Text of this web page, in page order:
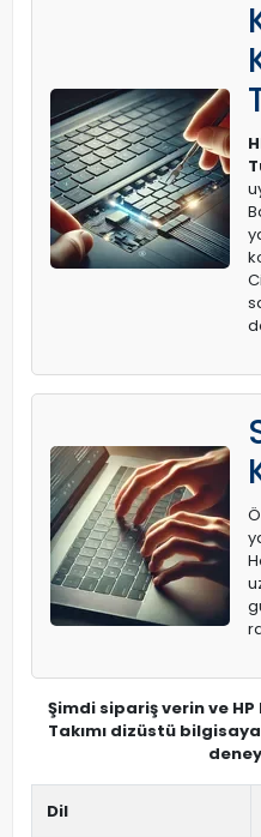
Şimdi sipariş verin ve HP
Takımı dizüstü
Dil